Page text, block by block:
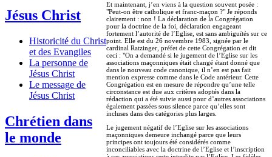
Jésus Christ
Historicité du Christ
et des Evangiles
La personne de
Jésus Christ
Le message de
Jésus Christ
Chrétien dans
le monde
Et maintenant, j’en viens à la question souvent posée :
"Peut-on être catholique et franc-maçon ?" Je réponds
clairement : non ! La déclaration de la Congrégation
pour la doctrine de la foi, déclaration engageant
fortement l’autorité de l’Eglise, est sans ambiguïtés sur ce
point. Elle est du 26 novembre 1983, signée par le
cardinal Ratzinger, préfet de cette Congrégation et dit
ceci : "On a demandé si le jugement de l’Eglise sur les
associations maçonniques était changé étant donné que
dans le nouveau code canonique, il n’en est pas fait
mention expresse comme dans le Code antérieur. Cette
Congrégation est en mesure de répondre qu’une telle
circonstance est due aux critères adoptés dans la
rédaction qui a été suivie aussi pour d’autres associations
également passées sous silence parce qu’elles sont
incluses dans des catégories plus larges.
Le jugement négatif de l’Eglise sur les associations
maçonniques demeure inchangé parce que leurs
principes ont toujours été considérés comme
inconciliables avec la doctrine de l’Eglise et l’inscription